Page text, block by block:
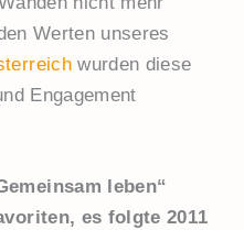
Werten unseres
wurden diese
Engagement
leben“
es folgte 2011